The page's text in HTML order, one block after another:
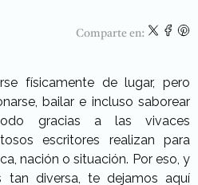
Comparte en:
físicamente de lugar, pero
bailar e incluso saborear
gracias a las vivaces
escritores realizan para
nación o situación. Por eso, y
tan diversa, te dejamos aquí